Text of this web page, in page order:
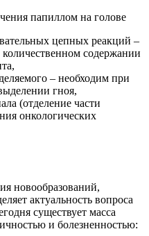
цепных реакций –
содержании
– необходим при
гноя,
(отделение части
онкологических
новообразований,
актуальность вопроса
существует масса
и болезненностью: